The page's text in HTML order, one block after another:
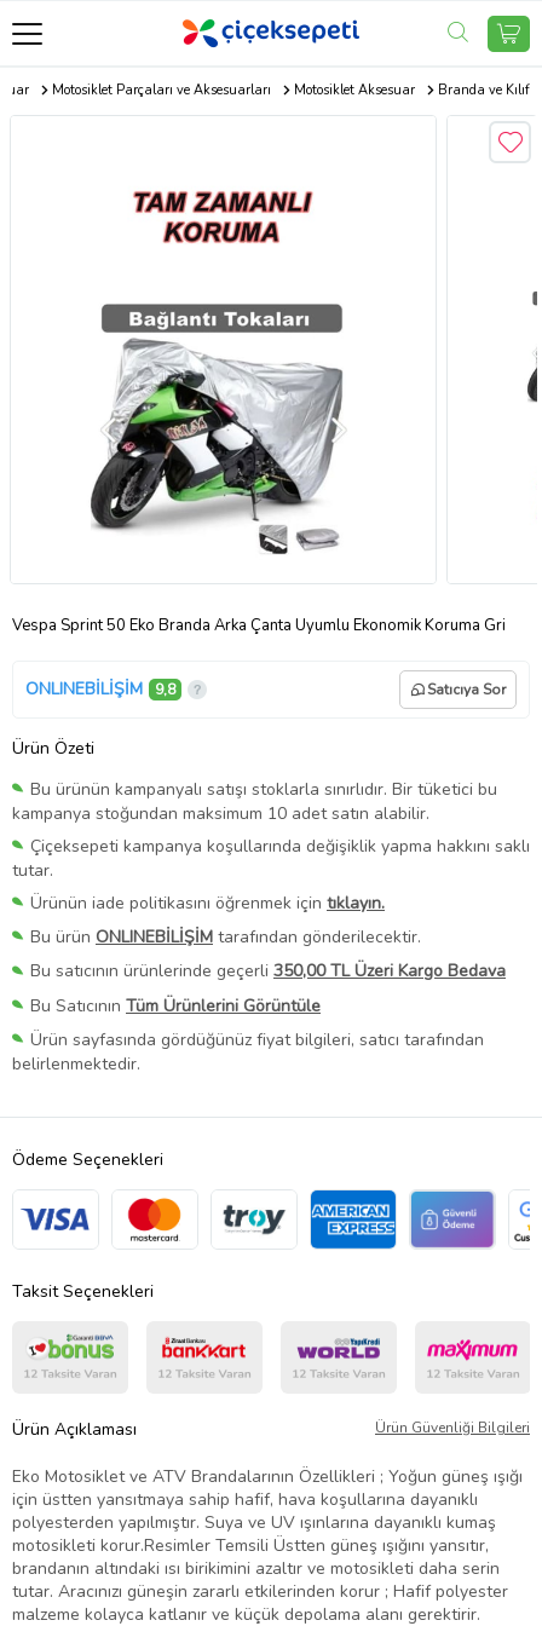
Motosiklet Parçaları ve Aksesuarları Motosiklet Aksesuar Branda ve Kılıf
Vespa Sprint 50 Eko Branda Arka Çanta Uyumlu Ekonomik Koruma Gri
ONLINEBİLİŞİM 9,8 Satıcıya Sor
Ürün Özeti
Bu ürünün kampanyalı satışı stoklarla sınırlıdır. Bir tüketici bu
kampanya stoğundan maksimum 10 adet satın alabilir.
Çiçeksepeti kampanya koşullarında değişiklik yapma hakkını saklı
tutar.
Ürünün iade politikasını öğrenmek için tıklayın.
Bu ürün ONLINEBİLİŞİM tarafından gönderilecektir.
Bu satıcının ürünlerinde geçerli 350,00 TL Üzeri Kargo Bedava
Bu Satıcının Tüm Ürünlerini Görüntüle
Ürün sayfasında gördüğünüz fiyat bilgileri, satıcı tarafından
belirlenmektedir.
Ödeme Seçenekleri
Taksit Seçenekleri
Ürün Açıklaması Ürün Güvenliği Bilgileri
Eko Motosiklet ve ATV Brandalarının Özellikleri ; Yoğun güneş ışığı
için üstten yansıtmaya sahip hafif, hava koşullarına dayanıklı
polyesterden yapılmıştır. Suya ve UV ışınlarına dayanıklı kumaş
motosikleti korur.Resimler Temsili Üstten güneş ışığını yansıtır,
brandanın altındaki ısı birikimini azaltır ve motosikleti daha serin
tutar. Aracınızı güneşin zararlı etkilerinden korur ; Hafif polyester
malzeme kolayca katlanır ve küçük depolama alanı gerektirir.